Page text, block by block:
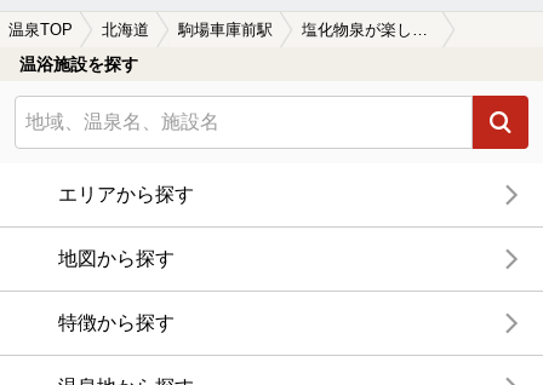
温泉TOP 北海道 駒場車庫前駅
温浴施設を探す
エリアから探す
地図から探す
特徴から探す